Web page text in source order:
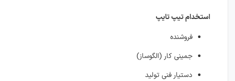
استخدام تیپ تایپ
فروشنده
جمینی کار (الگوساز)
دستیار فنی تولید